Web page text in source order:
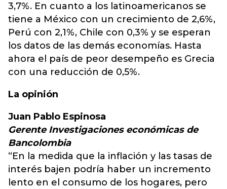
3,7%. En cuanto a los latinoamericanos se
tiene a México con un crecimiento de 2,6%,
Perú con 2,1%, Chile con 0,3% y se esperan
los datos de las demás economías. Hasta
ahora el país de peor desempeño es Grecia
con una reducción de 0,5%.
La opinión
Juan Pablo Espinosa
Gerente Investigaciones económicas de
Bancolombia
“En la medida que la inflación y las tasas de
interés bajen podría haber un incremento
lento en el consumo de los hogares, pero